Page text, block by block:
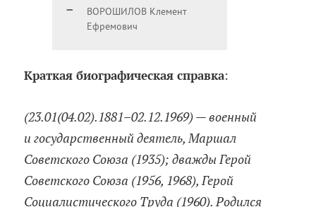
ВОРОШИЛОВ Клемент
Ефремович
Краткая биографическая справка:
(23.01(04.02).1881–02.12.1969) — военный
и государственный деятель, Маршал
Советского Союза (1935); дважды Герой
Советского Союза (1956, 1968), Герой
Социалистического Труда (1960). Родился